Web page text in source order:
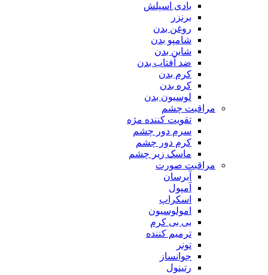
بادی اسپلش
برنزر
روغن بدن
شامپو بدن
شاین بدن
ضد آفتاب بدن
کرم بدن
کره بدن
لوسیون بدن
مراقبت چشم
تقویت کننده مژه
سرم دور چشم
کرم دور چشم
ماسک زیر چشم
مراقبت صورت
آبرسان
آمپول
اسکراپ
امولوسیون
بی بی کرم
ترمیم کننده
تونر
جوانساز
رتینول